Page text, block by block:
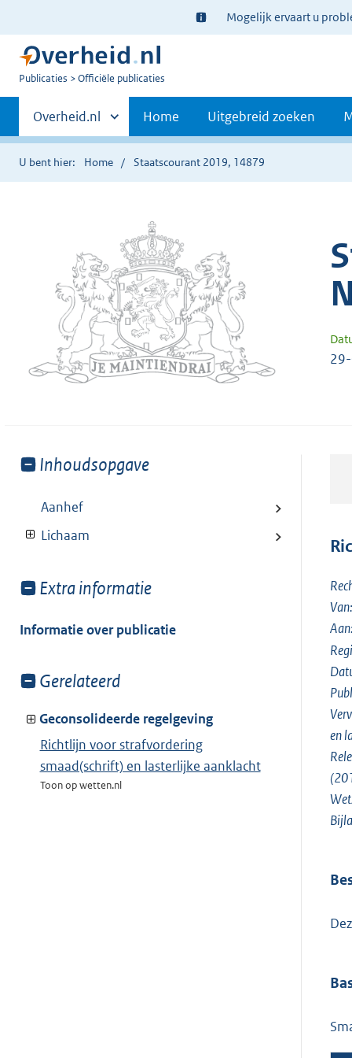
Ter
informatie:
Mogelijk ervaart u
U
Publicaties Officiële publicaties
Primaire
navigatie
Andere
sites
binnen
Overheid.nl Home Uitgebreid zoeken
U bent hier: Home Staatscourant 2019, 14879
Toon
van:
Inhoudsopgave
Aanhef
Lichaam
Toon
van:
Extra informatie
Informatie over publicatie
Toon
van:
Gerelateerd
Geconsolideerde regelgeving
Richtlijn voor strafvordering
smaad(schrift) en lasterlijke aanklacht
Toon op wetten.nl
en